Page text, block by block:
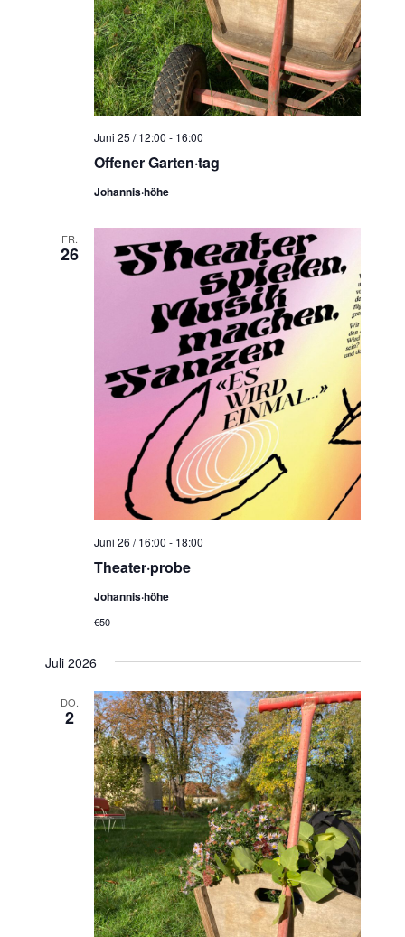
Offener Garten·tag
Juni 25 / 12:00 - 16:00
Johannis·höhe
FR.
26
Theater·probe
Juni 26 / 16:00 - 18:00
Johannis·höhe
€50
Juli 2026
DO.
2